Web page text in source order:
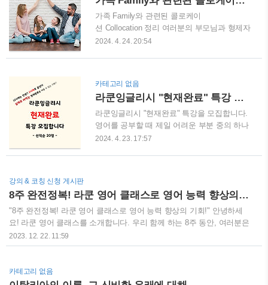
friends (좋은 친구 또는 절친)이 될 수 있습니
다. 때로는 love at first sight (첫눈에 반함)을
경험하여 바로 fall in love (사랑에 빠지다)할
수도 있습니다. 이런 경우, 두 사람 사이에
가족 Family와 관련된 콜로케이
션 Collocation 정리 여러분의 부모님과 형제자
매들은 당신의 immediate family이며, 삼촌, 사
고리를 통해 관계가 있는 사람을 distant
relative라고 부릅니다. 운이 좋다면, 서로 사
랑하고 서로를 돕는 관계를 가진 loving family
또는 close-knit family에 속할 수 있습니다. 사
랑하는 가족에서 자랐다면, 걱정 없는 어린 시
2024. 4. 24. 20:54
카테고리 없음
라쿤잉글리시 "현재완료" 특강 모집
라쿤잉글리시 "현재완료" 특강을 모집합니다.
영어를 공부할 때 제일 어려운 부분 중의 하나
가 바로 시제입니다. 그중에서도 우리 발목을
민식 사고의 현재완료를 공부하는 기회를 가
지실 겁니다. 이번 기회에 영어 시제에 대한
새로운 시각을 만들어서 영어 공부의 기초를
을 현재, 과거시제로만 말하는 분 - 문법을 잘
: 4월 29일(월)~30일(화) •비용 : 4/29 - 35,000
2024. 4. 23. 17:57
강의 & 코칭 신청 게시판
8주 완전정복! 라쿤 영어 클래스로 영어 능력 향상의 기회!
"8주 완전정복! 라쿤 영어 클래스로 영어 능력 향상의 기회!" 안녕하세
요! 라쿤 영어 클래스를 소개합니다. 우리 함께 하는 8주 동안, 여러분은
Writing Skill 코칭을 통해 Speaking 실력이 발전하고, 교과서나 한국 문
화가 아니라 원어민의 느낌으로 영어를 받아들이고 말하고 싶다면 꼭
5시-7시 (시간 변경 가능) - 장소: 부천시 7호선 상동역 스터디 카페 세미
나실 (참여 인원 수에 따라 변동) - 강사: 라쿤잉글리시 Terry 추동석 강
2023. 12. 22. 11:59
카테고리 없음